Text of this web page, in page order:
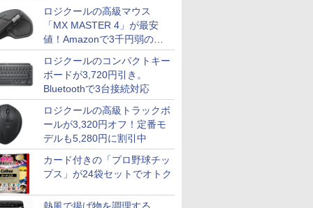
ロジクールの高級マウス
「MX MASTER 4」が最安
値！Amazonで3千円弱の割
引
ロジクールのコンパクトキー
ボードが3,720円引き。
Bluetoothで3台接続対応
ロジクールの高級トラックボ
ールが3,320円オフ！定番モ
デルも5,280円に割引中
カード付きの「プロ野球チッ
プス」が24袋セットでオトク